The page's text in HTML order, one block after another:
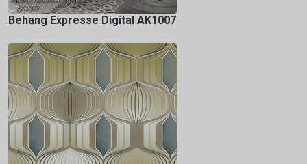
Behang Expresse Digital AK1007